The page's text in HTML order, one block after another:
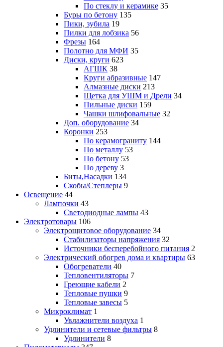
По стеклу и керамике 35
Буры по бетону 135
Пики, зубила 19
Пилки для лобзика 56
Фрезы 164
Полотно для МФИ 35
Диски, круги 623
АГШК 38
Круги абразивные 147
Алмазные диски 213
Щетка для УШМ и Дрели 34
Пильные диски 159
Чашки шлифовальные 32
Доп. оборудование 34
Коронки 253
По керамограниту 144
По металлу 53
По бетону 53
По дереву 3
Биты,Насадки 134
Скобы/Степлеры 9
Освещение 44
Лампочки 43
Светодиодные лампы 43
Электротовары 106
Электрощитовое оборудование 34
Стабилизаторы напряжения 32
Источники бесперебойного питания 2
Электрический обогрев дома и квартиры 63
Обогреватели 40
Тепловентиляторы 7
Греющие кабели 2
Тепловые пушки 9
Тепловые завесы 5
Микроклимат 1
Увлажнители воздуха 1
Удлинители и сетевые фильтры 8
Удлинители 8